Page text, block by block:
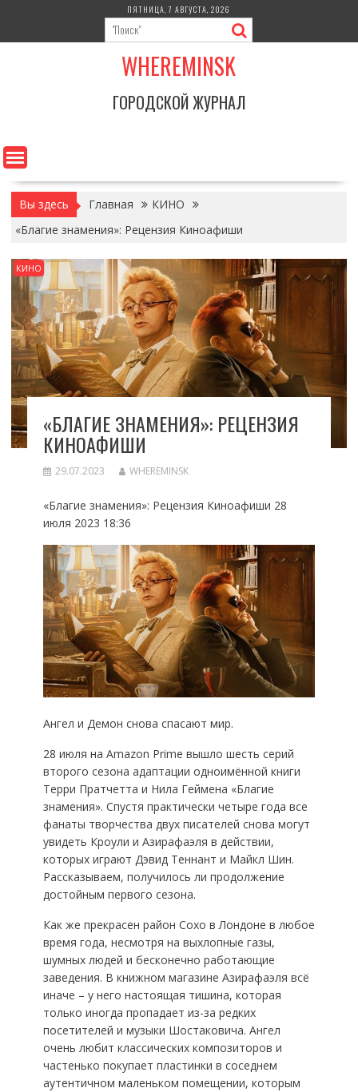
содержимому
ПЯТНИЦА, 7 АВГУСТА, 2026
WHEREMINSK
ГОРОДСКОЙ ЖУРНАЛ
Вы здесь Главная
КИНО
«Благие знамения»: Рецензия Киноафиши
КИНО
«БЛАГИЕ ЗНАМЕНИЯ»: РЕЦЕНЗИЯ
КИНОАФИШИ
29.07.2023 WHEREMINSK
«Благие знамения»: Рецензия Киноафиши 28
июля 2023 18:36
Ангел и Демон снова спасают мир.
28 июля на Amazon Prime вышло шесть серий
второго сезона адаптации одноимённой книги
Терри Пратчетта и Нила Геймена «Благие
знамения». Спустя практически четыре года все
фанаты творчества двух писателей снова могут
увидеть Кроули и Азирафаэля в действии,
которых играют Дэвид Теннант и Майкл Шин.
Рассказываем, получилось ли продолжение
достойным первого сезона.
Как же прекрасен район Сохо в Лондоне в любое
время года, несмотря на выхлопные газы,
шумных людей и бесконечно работающие
заведения. В книжном магазине Азирафаэля всё
иначе – у него настоящая тишина, которая
только иногда пропадает из-за редких
посетителей и музыки Шостаковича. Ангел
очень любит классических композиторов и
частенько покупает пластинки в соседнем
аутентичном маленьком помещении, которым